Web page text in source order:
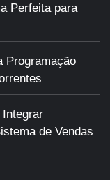
Perfeita para
Programação
Integrar
de Vendas